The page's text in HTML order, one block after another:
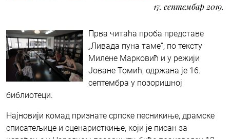
17. септембар 2019.
Прва читаћа проба представе
„Ливада пуна таме“, по тексту
Милене Марковић и у режији
Јоване Томић, одржана је 16.
септембра у позоришној
библиотеци.
Најновији комад признате српске песникиње, драмске
списатељице и сценаристкиње, који је писан за